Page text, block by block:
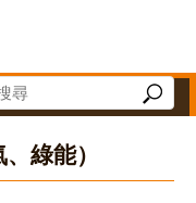
升級輔導網站
艦
新園區
申辦系統
區
資訊平台
洲產業園區服務中心
、商業登記主題網
雄市友善商家
高雄市政府經濟發展局-
工業管線防災教育資
高雄市綠能管理資
高雄市綠能管理
高雄淨零商轉
高雄招商網
高雄會展網
專刊『
雄心
「我
綠能）